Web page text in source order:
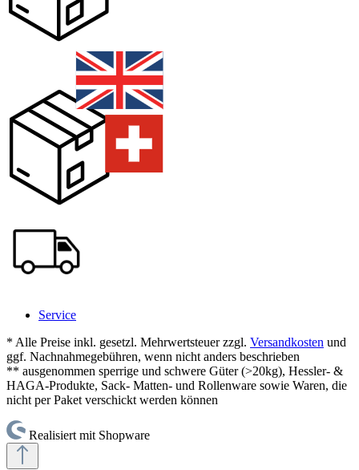
Service
* Alle Preise inkl. gesetzl. Mehrwertsteuer zzgl. Versandkosten und
ggf. Nachnahmegebühren, wenn nicht anders beschrieben
** ausgenommen sperrige und schwere Güter (>20kg), Hessler- &
HAGA-Produkte, Sack- Matten- und Rollenware sowie Waren, die
nicht per Paket verschickt werden können
Realisiert mit Shopware